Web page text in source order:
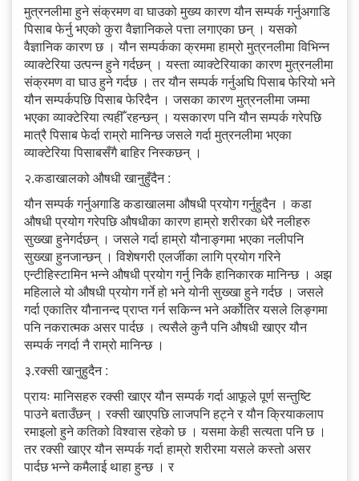
मुत्रनलीमा हुने संक्रमण वा घाउको मुख्य कारण यौन सम्पर्क गर्नुअगाडि
पिसाब फेर्नु भएको कुरा वैज्ञानिकले पत्ता लगाएका छन् । यसको
वैज्ञानिक कारण छ । यौन सम्पर्कका क्रममा हाम्रो मुत्रनलीमा विभिन्न
व्याक्टेरिया उत्पन्न हुने गर्दछन् । यस्ता व्याक्टेरियाका कारण मुत्रनलीमा
संक्रमण वा घाउ हुने गर्दछ । तर यौन सम्पर्क गर्नुअघि पिसाब फेरियो भने
यौन सम्पर्कपछि पिसाब फेरिदैन । जसका कारण मुत्रनलीमा जम्मा
भएका व्याक्टेरिया त्यहीँ रहन्छन् । यसकारण पनि यौन सम्पर्क गरेपछि
मात्रै पिसाब फेर्दा राम्रो मानिन्छ जसले गर्दा मुत्रनलीमा भएका
व्याक्टेरिया पिसाबसँगै बाहिर निस्कछन् ।
२.कडाखालको औषधी खानुहुँदैन :
यौन सम्पर्क गर्नुअगाडि कडाखालमा औषधी प्रयोग गर्नुहुदैन । कडा
औषधी प्रयोग गरेपछि औषधीका कारण हाम्रो शरीरका धेरै नलीहरु
सुख्खा हुनेगर्दछन् । जसले गर्दा हाम्रो यौनाङ्गमा भएका नलीपनि
सुख्खा हुनजान्छन् । विशेषगरी एलर्जीका लागि प्रयोग गरिने
एन्टीहिस्टामिन भन्ने औषधी प्रयोग गर्नु निकै हानिकारक मानिन्छ । अझ
महिलाले यो औषधी प्रयोग गर्ने हो भने योनी सुख्खा हुने गर्दछ । जसले
गर्दा एकातिर यौनानन्द प्राप्त गर्न सकिन्न भने अर्कोतिर यसले लिङ्गमा
पनि नकरात्मक असर पार्दछ । त्यसैले कुनै पनि औषधी खाएर यौन
सम्पर्क नगर्दा नै राम्रो मानिन्छ ।
३.रक्सी खानुहुदैन :
प्रायः मानिसहरु रक्सी खाएर यौन सम्पर्क गर्दा आफूले पूर्ण सन्तुष्टि
पाउने बताउँछन् । रक्सी खाएपछि लाजपनि हट्ने र यौन क्रियाकलाप
रमाइलो हुने कतिको विश्वास रहेको छ । यसमा केही सत्यता पनि छ ।
तर रक्सी खाएर यौन सम्पर्क गर्दा हाम्रो शरीरमा यसले कस्तो असर
पार्दछ भन्ने कमैलाई थाहा हुन्छ । र